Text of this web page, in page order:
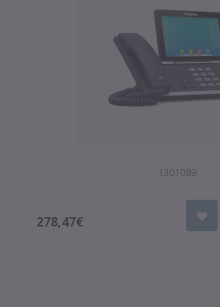
1301089
278,47€